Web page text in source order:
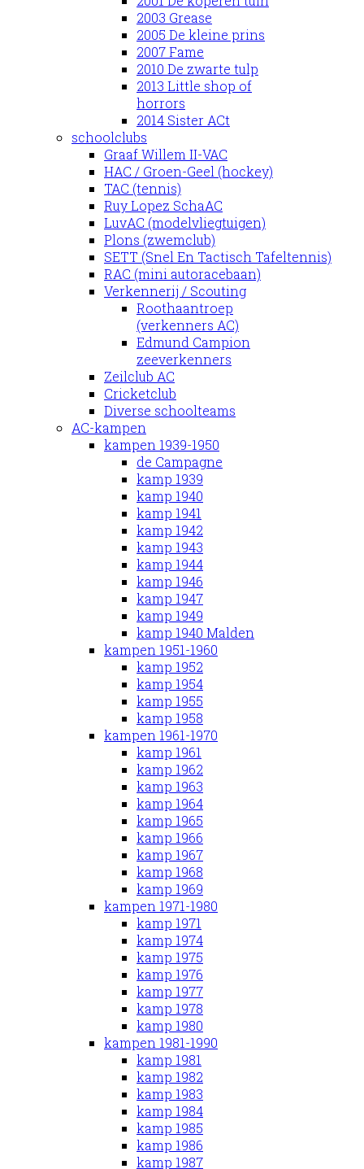
2003 Grease
2005 De kleine prins
2007 Fame
2010 De zwarte tulp
2013 Little shop of
horrors
2014 Sister ACt
schoolclubs
Graaf Willem II-VAC
HAC / Groen-Geel (hockey)
TAC (tennis)
Ruy Lopez SchaAC
LuvAC (modelvliegtuigen)
Plons (zwemclub)
SETT (Snel En Tactisch Tafeltennis)
RAC (mini autoracebaan)
Verkennerij / Scouting
Roothaantroep
(verkenners AC)
Edmund Campion
zeeverkenners
Zeilclub AC
Cricketclub
Diverse schoolteams
AC-kampen
kampen 1939-1950
de Campagne
kamp 1939
kamp 1940
kamp 1941
kamp 1942
kamp 1943
kamp 1944
kamp 1946
kamp 1947
kamp 1949
kamp 1940 Malden
kampen 1951-1960
kamp 1952
kamp 1954
kamp 1955
kamp 1958
kampen 1961-1970
kamp 1961
kamp 1962
kamp 1963
kamp 1964
kamp 1965
kamp 1966
kamp 1967
kamp 1968
kamp 1969
kampen 1971-1980
kamp 1971
kamp 1974
kamp 1975
kamp 1976
kamp 1977
kamp 1978
kamp 1980
kampen 1981-1990
kamp 1981
kamp 1982
kamp 1983
kamp 1984
kamp 1985
kamp 1986
kamp 1987